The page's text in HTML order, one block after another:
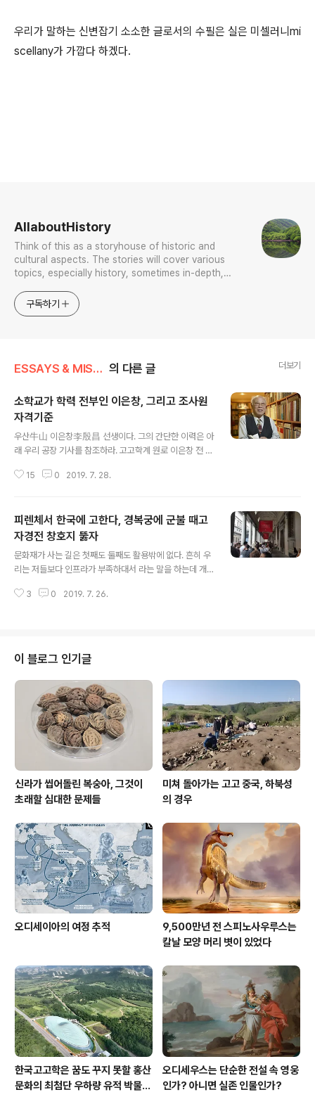
우리가 말하는 신변잡기 소소한 글로서의 수필은 실은 미셀러니mi
scellany가 가깝다 하겠다.
AllaboutHistory
Think of this as a storyhouse of historic and
cultural aspects. The stories will cover various
topics, especially history, sometimes in-depth,
approach will be to resist any common sense or
generalized viewpoint
구독하기
ESSAYS & MISCELLANIES 의 다른 글 더보기
소학교가 학력 전부인 이은창, 그리고 조사원
자격기준
우산牛山 이은창李殷昌 선생이다. 그의 간단한 이력은 아
래 우리 공장 기사를 참조하라. 고고학계 원로 이은창 전 대
2년생이라, 선친보다는 1살 적은 양반이라, 기록적인 장수
학예연구관이라, 집안이 그의 대에 고고학 관련 학문에 투
신했음을 본다. 1922년을 허심하게 보아 넘길 수 없는 까
닭은 연세대 사학과에 봉직하며 공주 석장리 발굴을 통해
한반도 중남부에도 구석기 문화가 존재함을 알린 손보기도
이해 출생이요, 서울대 고고인류학과 창설과 더불어 그에
서 많은 후학을 길러낸 김원룡 역시 같은 해에 태어났다는
15 0 2019. 7. 28.
피렌체서 한국에 고한다, 경복궁에 군불 때고
자경전 창호지 뚫자
문화재가 사는 길은 첫째도 둘째도 활용밖에 없다. 흔히 우
리는 저들보다 인프라가 부족하대서 라는 말을 하는데 개
의다. 문화재로 지정되기만 하면 접근을 막아버리니 이 따
내게 해야 한다. 한 문화재 한 지킴이라는 이름부터 박멸하
고 그들에게 활용권을 주어 그들로 하여금 그것으로써 돈
을 벌어먹게 해야 하며, 규제 위주 문화재위는 철폐해야 한
다. 너가 책임질 거냐 한다. 난 책임 질 생각도 없고 그런 위
치에 있지도 않다. 다만 내가 확신하는 것은 이 따위 문화재
행정은 문화재도 질식케 하..
3 0 2019. 7. 26.
이 블로그 인기글
신라가 씹어돌린 복숭아, 그것이
초래할 심대한 문제들
미쳐 돌아가는 고고 중국, 하북성
의 경우
오디세이아의 여정 추적
9,500만년 전 스피노사우루스는
칼날 모양 머리 볏이 있었다
한국고고학은 꿈도 꾸지 못할 홍산
문화의 최첨단 우하량 유적 박물관
오디세우스는 단순한 전설 속 영웅
인가? 아니면 실존 인물인가?